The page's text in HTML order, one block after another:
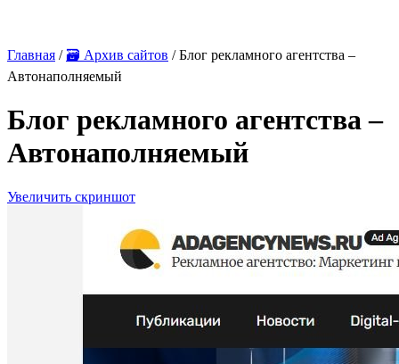
Главная / 🗃 Архив сайтов / Блог рекламного агентства –
Автонаполняемый
Блог рекламного агентства –
Автонаполняемый
Увеличить скриншот